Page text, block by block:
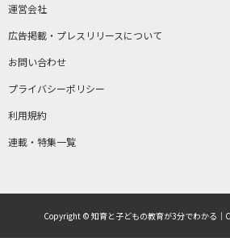
運営会社
広告掲載・プレスリリースについて
お問い合わせ
プライバシーポリシー
利用規約
連載・特集一覧
Copyright © 知育と子どもの教育が3分でわかる｜